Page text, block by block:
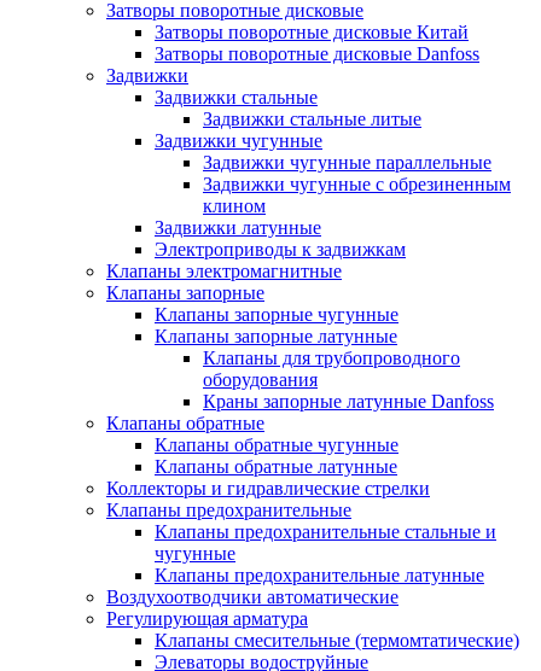
Затворы поворотные дисковые
Затворы поворотные дисковые Китай
Затворы поворотные дисковые Danfoss
Задвижки
Задвижки стальные
Задвижки стальные литые
Задвижки чугунные
Задвижки чугунные параллельные
Задвижки чугунные с обрезиненным
клином
Задвижки латунные
Электроприводы к задвижкам
Клапаны электромагнитные
Клапаны запорные
Клапаны запорные чугунные
Клапаны запорные латунные
Клапаны для трубопроводного
оборудования
Краны запорные латунные Danfoss
Клапаны обратные
Клапаны обратные чугунные
Клапаны обратные латунные
Коллекторы и гидравлические стрелки
Клапаны предохранительные
Клапаны предохранительные стальные и
чугунные
Клапаны предохранительные латунные
Воздухоотводчики автоматические
Регулирующая арматура
Клапаны смесительные (термомтатические)
Элеваторы водоструйные